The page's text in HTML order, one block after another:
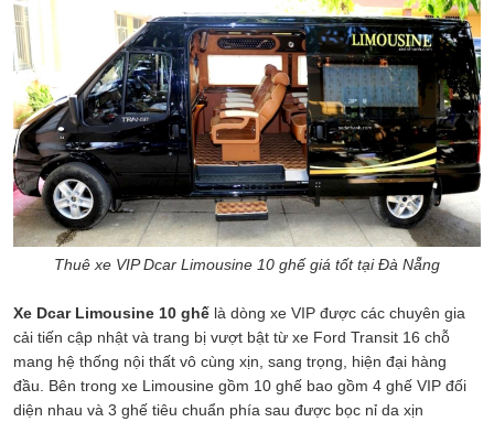
Thuê xe VIP Dcar Limousine 10 ghế giá tốt tại Đà Nẵng
Xe Dcar Limousine 10 ghế là dòng xe VIP được các chuyên gia
cải tiến cập nhật và trang bị vượt bật từ xe Ford Transit 16 chỗ
mang hệ thống nội thất vô cùng xịn, sang trọng, hiện đại hàng
đầu. Bên trong xe Limousine gồm 10 ghế bao gồm 4 ghế VIP đối
diện nhau và 3 ghế tiêu chuẩn phía sau được bọc nỉ da xịn